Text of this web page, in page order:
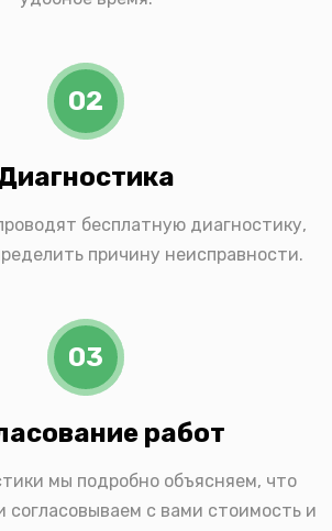
02
бесплатную диагностику,
причину неисправности.
03
работ
мы подробно объясняем, что
согласовываем с вами стоимость и